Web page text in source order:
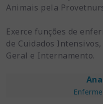
Animais pela
Exerce funções de
de Cuidados
Geral e Internamento.